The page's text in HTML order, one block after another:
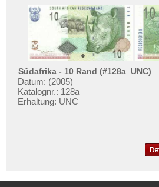
Südafrika - 10 Rand (#128a_UNC)
Datum: (2005)
Katalognr.: 128a
Erhaltung: UNC